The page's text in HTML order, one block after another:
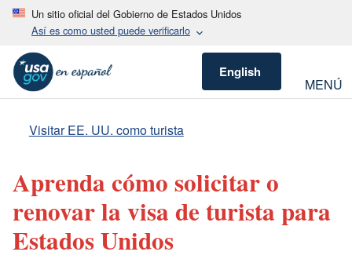
Un sitio oficial del Gobierno de Estados Unidos
Así es como usted puede verificarlo
English
MENÚ
Visitar EE. UU. como turista
Aprenda cómo solicitar o
renovar la visa de turista para
Estados Unidos